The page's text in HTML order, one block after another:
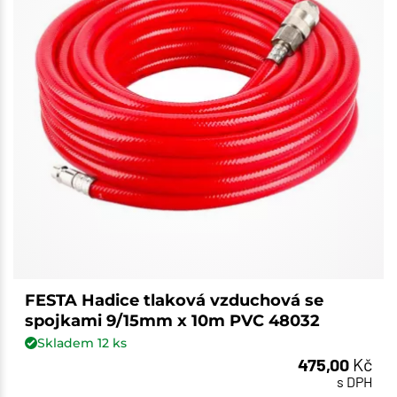
FESTA Hadice tlaková vzduchová se
spojkami 9/15mm x 10m PVC 48032
Skladem 12ks
475,00 Kč
s DPH